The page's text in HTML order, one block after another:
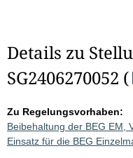
Details zu
SG2406270052 (
Zu Regelungsvorhaben:
Beibehaltung der BEG EM,
Einsatz für die BEG